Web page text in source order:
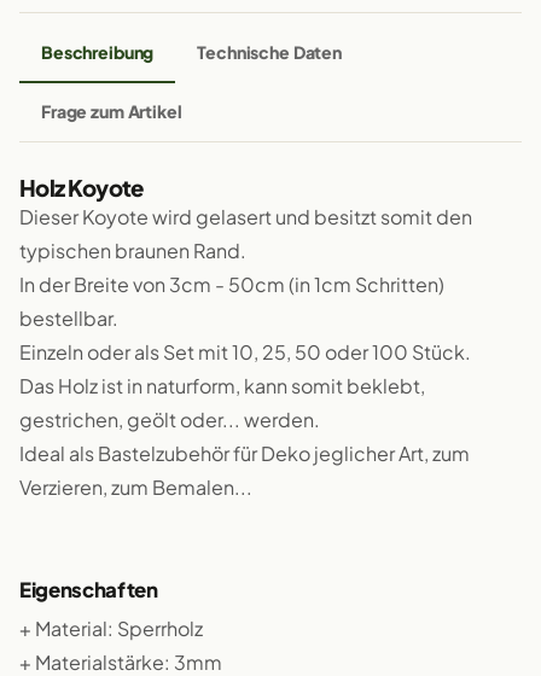
Beschreibung Technische Daten
Frage zum Artikel
Holz Koyote
Dieser Koyote wird gelasert und besitzt somit den
typischen braunen Rand.
In der Breite von 3cm - 50cm (in 1cm Schritten)
bestellbar.
Einzeln oder als Set mit 10, 25, 50 oder 100 Stück.
Das Holz ist in naturform, kann somit beklebt,
gestrichen, geölt oder... werden.
Ideal als Bastelzubehör für Deko jeglicher Art, zum
Verzieren, zum Bemalen...
Eigenschaften
+ Material: Sperrholz
+ Materialstärke: 3mm